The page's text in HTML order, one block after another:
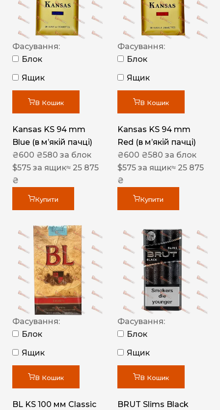
Фасування:
Блок
Ящик
В Кошик
Kansas KS 94 mm
Blue (в мʼякій пачці)
₴600 ₴580 за блок
$575 за ящик≈ 25 875
₴
Купити
Фасування:
Блок
Ящик
В Кошик
Kansas KS 94 mm
Red (в мʼякій пачці)
₴600 ₴580 за блок
$575 за ящик≈ 25 875
₴
Купити
Фасування:
Блок
Ящик
В Кошик
BL KS 100 мм Classic
Фасування:
Блок
Ящик
В Кошик
BRUT Slims Black